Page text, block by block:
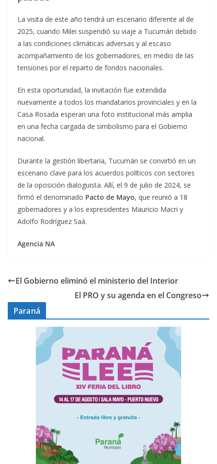
La visita de este año tendrá un escenario diferente al de
2025, cuando Milei suspendió su viaje a Tucumán debido
a las condiciones climáticas adversas y al escaso
acompañamiento de los gobernadores, en medio de las
tensiones por el reparto de fondos nacionales.
En esta oportunidad, la invitación fue extendida
nuevamente a todos los mandatarios provinciales y en la
Casa Rosada esperan una foto institucional más amplia
en una fecha cargada de simbolismo para el Gobierno
nacional.
Durante la gestión libertaria, Tucumán se convirtió en un
escenario clave para los acuerdos políticos con sectores
de la oposición dialoguista. Allí, el 9 de julio de 2024, se
firmó el denominado Pacto de Mayo, que reunió a 18
gobernadores y a los expresidentes Mauricio Macri y
Adolfo Rodríguez Saá.
Agencia NA
El Gobierno eliminó el ministerio del Interior
El PRO y su agenda en el Congreso
Paraná